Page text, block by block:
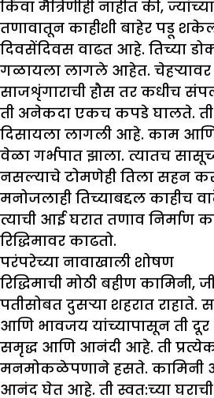
किंवा मैत्रिणीही नाहीत की,
तणावातून काहीशी बाहेर पडू
दिवसेंदिवस वाढत आहे. तिच्या
गळायला लागले आहेत.
साजशृंगाराची हौस तर कधीच
ती अनेकदा एकच कपडे घालते.
दिसायला लागली आहे. काम
वेळा गर्भपात झाला. त्यातच
नसल्याचे टोमणेही तिला सहन
मनोजलाही तिच्याबद्दल काहीच
त्याची आई घरात तणाव निर्माण
रिद्धिमावर काढतो.
परंपरेच्या नावाखाली शोषण
रिद्धिमाची मोठी बहीण कामिनी,
पतीसोबत दुसऱ्या शहरात
आणि भावजय यांच्यापासून ती
समृद्ध आणि आनंदी आहे. ती प्रत्येक
मनमोकळेपणाने हसते. कामिनी
आनंद घेत आहे. ती स्वत:च्या